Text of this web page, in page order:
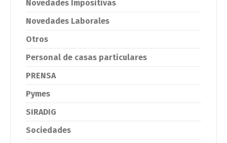
Novedades Impositivas
Novedades Laborales
Otros
Personal de casas particulares
PRENSA
Pymes
SIRADIG
Sociedades